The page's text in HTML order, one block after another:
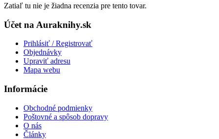
Zatiaľ tu nie je žiadna recenzia pre tento tovar.
Účet na Auraknihy.sk
Prihlásiť / Registrovať
Objednávky
Upraviť adresu
Mapa webu
Informácie
Obchodné podmienky
Poštovné a spôsob dopravy
O nás
Články